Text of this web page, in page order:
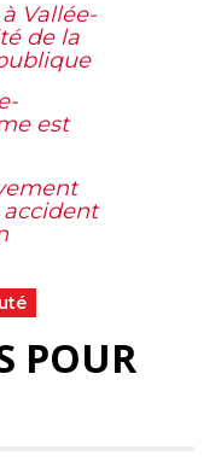
Vallée-
de la
est
accident
POUR